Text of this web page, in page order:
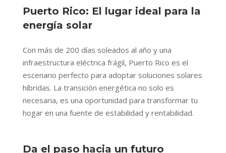
Puerto Rico: El lugar ideal para la
energía solar
Con más de 200 días soleados al año y una
infraestructura eléctrica frágil, Puerto Rico es el
escenario perfecto para adoptar soluciones solares
híbridas. La transición energética no solo es
necesaria, es una oportunidad para transformar tu
hogar en una fuente de estabilidad y rentabilidad.
Da el paso hacia un futuro